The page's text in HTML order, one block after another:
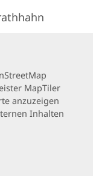
MapTiler
anzuzeigen
Inhalten